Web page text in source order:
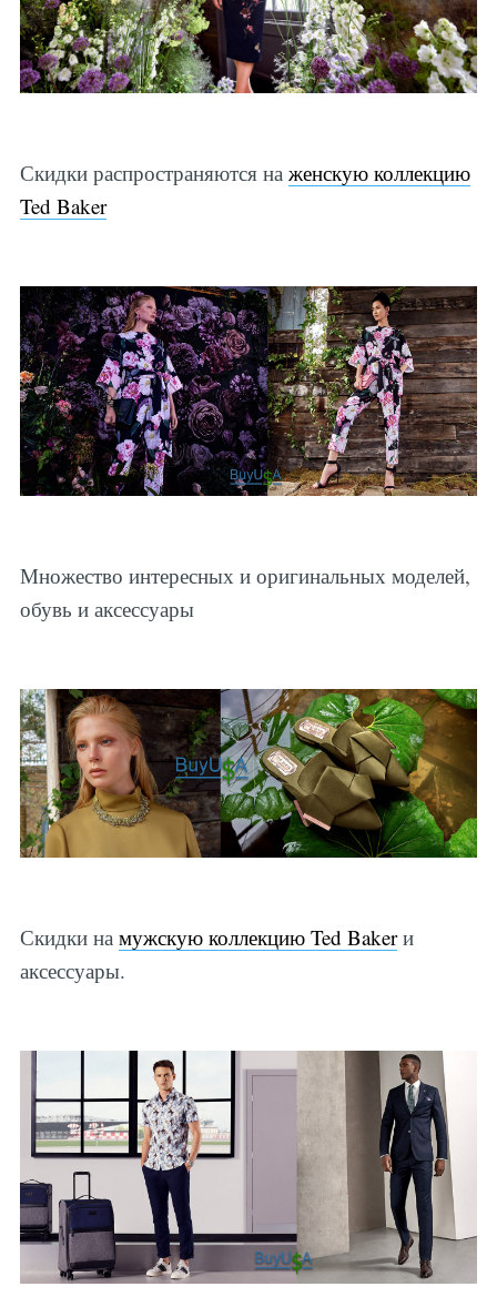
Скидки распространяются на женскую коллекцию
Ted Baker
Множество интересных и оригинальных моделей,
обувь и аксессуары
Скидки на мужскую коллекцию Ted Bakerи
аксессуары.